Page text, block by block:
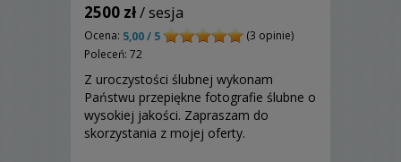
2500 zł/ sesja
Ocena: 5,00 / 5
(3 opinie)
Poleceń: 72
Z uroczystości ślubnej wykonam
Państwu przepiękne fotografie ślubne o
wysokiej jakości. Zapraszam do
skorzystania z mojej oferty.